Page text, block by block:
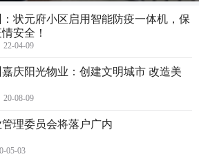
状元府小区启用智能防疫一体机，保
安全！
04-09
庆阳光物业：创建文明城市 改造美
08-09
理委员会将落户广内
05-03